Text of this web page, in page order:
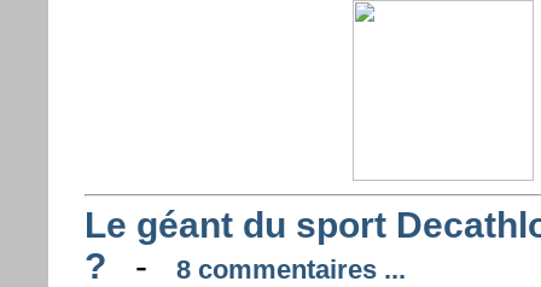
Le géant du sport
? -
8 commentaires ...